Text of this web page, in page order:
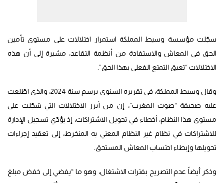
سجّلت مؤسسة وسيط المملكة استمرار اختلالات على مستوى تأمين
الحق في المعاش والاستفادة من أنظمة التقاعد، مشيرة إلى أن هذه
الاختلالات “تعيق التمتع الفعلي بهذا الحق”.
وقال وسيط المملكة، في تقريره السنوي برسم سنة 2024، والذي اطّلعت
عليه صحيفة “صوت المغرب”، إن من أبرز الاختلالات التي سُجّلت على
مستوى هذا النظام، أخطاء في تحويل الاشتراكات، إذ يؤدّي تسجيل الإدارة
للاشتراكات في نظام غير النظام المعني به المنخرط، إلى تعقيد إجراءات
تحويلها وإبطاء احتساب المعاش المستحق.
وذكر أيضاً عدم التصريح بفترات الاشتغال، وهو ما “يفضي إلى خفض مبلغ